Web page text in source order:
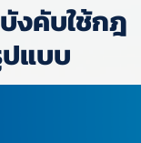
งคับใช้กฎ
แบบ